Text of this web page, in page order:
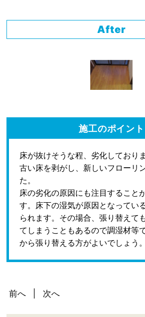
After
施工のポイント
床が抜けそうな程、劣化しており
古い床を剥がし、新しいフローリ
た。
床の劣化の原因にも注目すること
す。床下の湿気が原因となってい
られます。その場合、張り替えて
てしまうこともあるので調湿材等
から張り替える方がよいでしょう。
前へ 次へ